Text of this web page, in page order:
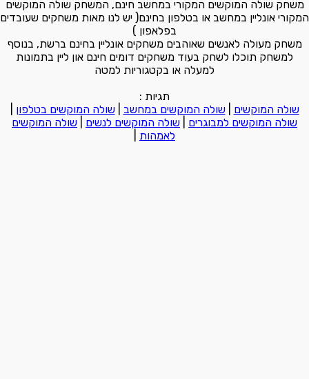
משחק שולה המוקשים המקורי במחשב חינם, המשחק שולה המוקשים
המקורי אונליין במחשב או בטלפון בחינם( יש לנו מאות משחקים שעובדים
בפלאפון )
משחק מעולה לאנשים שאוהבים משחקים אונליין בחינם ברשת, בנוסף
למשחק תוכלו לשחק בעוד משחקים דומים חינם און ליין בתמונות
למעלה או בקטגוריות למטה
תגיות :
שולה המוקשים |שולה המוקשים במחשב |שולה המוקשים בטלפון
שולה המוקשים למבוגרים
שולה המוקשים לנשים
שולה המוקשים
לאמהות